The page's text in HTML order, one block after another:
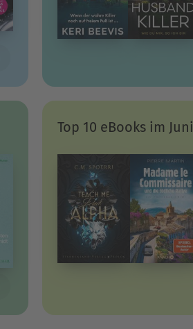
Top 10 eBooks im Juni